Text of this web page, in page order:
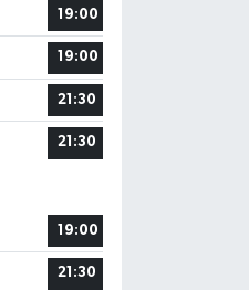
19:00
19:00
21:30
21:30
19:00
21:30